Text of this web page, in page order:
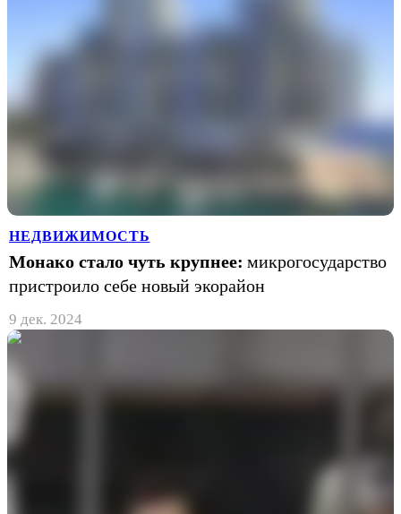
НЕДВИЖИМОСТЬ
Монако стало чуть крупнее: микрогосударство
пристроило себе новый экорайон
9 дек. 2024